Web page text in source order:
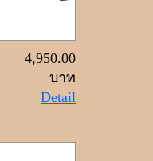
4,950.00
บาท
Detail